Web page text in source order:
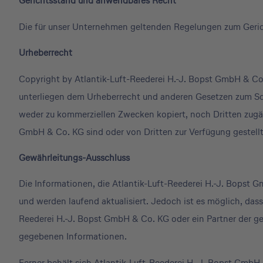
Die für unser Unternehmen geltenden Regelungen zum
Urheberrecht
Copyright by Atlantik-Luft-Reederei H.-J. Bopst GmbH &
unterliegen dem Urheberrecht und anderen Gesetzen zum
weder zu kommerziellen Zwecken kopiert, noch Dritten
GmbH & Co. KG sind oder von Dritten zur Verfügung
Gewährleitungs-Ausschluss
Die Informationen, die Atlantik-Luft-Reederei H.-J. Bopst
und werden laufend aktualisiert. Jedoch ist es möglich,
Reederei H.-J. Bopst GmbH & Co. KG oder ein Partner
gegebenen Informationen.